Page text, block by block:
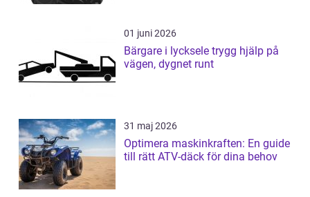
01 juni 2026
Bärgare i lycksele trygg hjälp på
vägen, dygnet runt
31 maj 2026
Optimera maskinkraften: En guide
till rätt ATV-däck för dina behov